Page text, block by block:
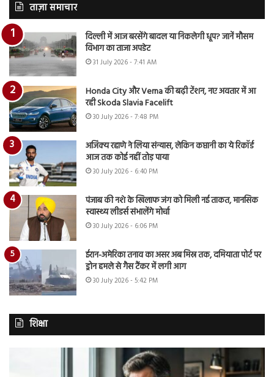
ताज़ा समाचार
दिल्ली में आज बरसेंगे बादल या निकलेगी धूप? जानें मौसम
विभाग का ताजा अपडेट
31 July 2026 - 7:41 AM
Honda City और Verna की बढ़ी टेंशन, नए अवतार में आ
रही Skoda Slavia Facelift
30 July 2026 - 7:48 PM
अजिंक्य रहाणे ने लिया संन्यास, लेकिन कप्तानी का ये रिकॉर्ड
आज तक कोई नहीं तोड़ पाया
30 July 2026 - 6:40 PM
पंजाब की नशे के खिलाफ जंग को मिली नई ताकत, मानसिक
स्वास्थ्य लीडर्स संभालेंगे मोर्चा
30 July 2026 - 6:06 PM
ईरान-अमेरिका तनाव का असर अब मिस्र तक, दमियाता पोर्ट पर
ड्रोन हमले से गैस टैंकर में लगी आग
30 July 2026 - 5:42 PM
शिक्षा